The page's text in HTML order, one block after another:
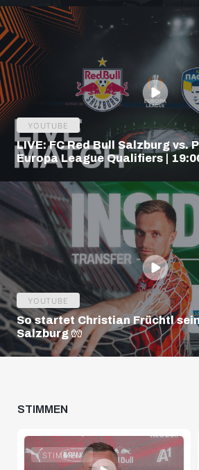
YOUTUBE
LIVE: FC Red Bull Salzburg vs.
Europa League Qualifiers |
YOUTUBE
So startet Christian Früchtl
Salzburg 🧤
STIMMEN
STIMMEN